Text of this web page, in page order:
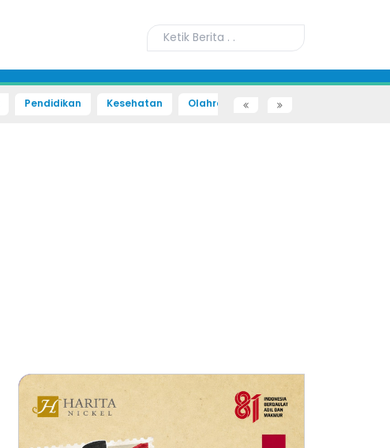
Pendidikan Kesehatan Olahraga Sains dan Teknologi